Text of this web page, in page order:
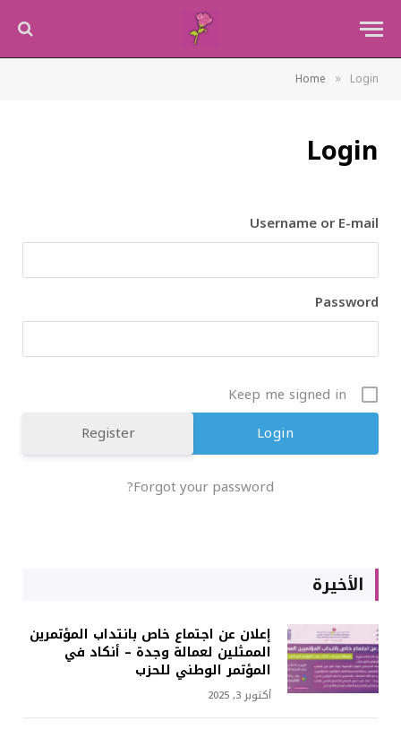
Home » Login
Login
Username or E-mail
Password
Keep me signed in
Register
Forgot your password?
الأخيرة
إعلان عن اجتماع خاص بانتداب المؤتمرين
الممثلين لعمالة وجدة – أنكاد في
المؤتمر الوطني للحزب
أكتوبر 3, 2025